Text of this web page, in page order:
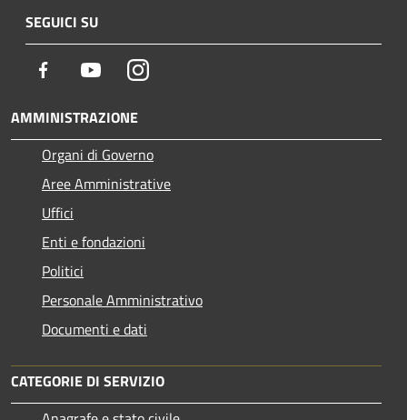
SEGUICI SU
Facebook YoutubeInstagram
AMMINISTRAZIONE
Organi di Governo
Aree Amministrative
Uffici
Enti e fondazioni
Politici
Personale Amministrativo
Documenti e dati
CATEGORIE DI SERVIZIO